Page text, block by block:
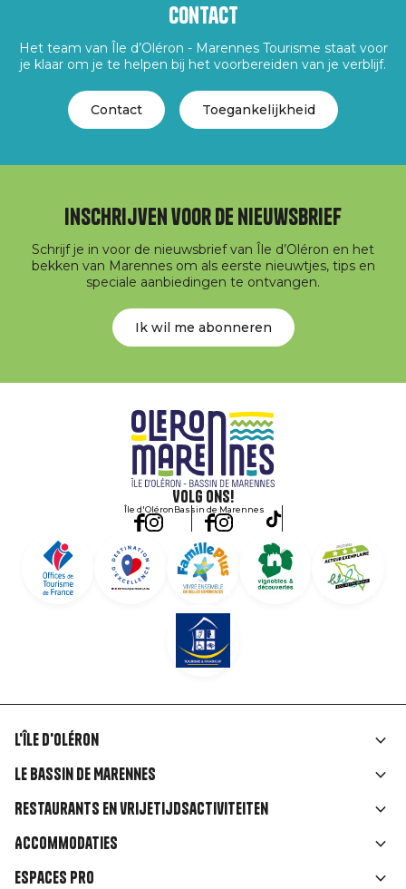
Contact
Het team van Île d’Oléron - Marennes Tourisme staat voor
je klaar om je te helpen bij het voorbereiden van je verblijf.
Contact Toegankelijkheid
Inschrijven voor de nieuwsbrief
Schrijf je in voor de nieuwsbrief van Île d’Oléron en het
bekken van Marennes om als eerste nieuwtjes, tips en
speciale aanbiedingen te ontvangen.
Ik wil me abonneren
Volg ons!
Île d'OléronBassin de Marennes
Liens
rubriques
L'île d'Oléron
Le Bassin de Marennes
Restaurants en vrijetijdsactiviteiten
Accommodaties
Espaces Pro